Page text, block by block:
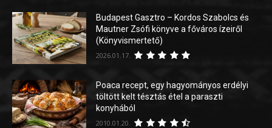
Budapest Gasztro – Kordos Szabolcs és
Mautner Zsófi könyve a főváros ízeiről
(Könyvismertető)
2026.01.17.
Poaca recept, egy hagyományos erdélyi
töltött kelt tésztás étel a paraszti
konyhából
2010.01.20.